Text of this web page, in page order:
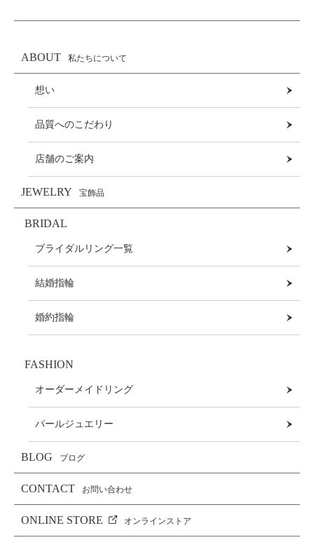
ABOUT 私たちについて
想い
品質へのこだわり
店舗のご案内
JEWELRY 宝飾品
BRIDAL
ブライダルリング一覧
結婚指輪
婚約指輪
FASHION
オーダーメイドリング
パールジュエリー
BLOG ブログ
CONTACT お問い合わせ
ONLINE STORE オンラインストア